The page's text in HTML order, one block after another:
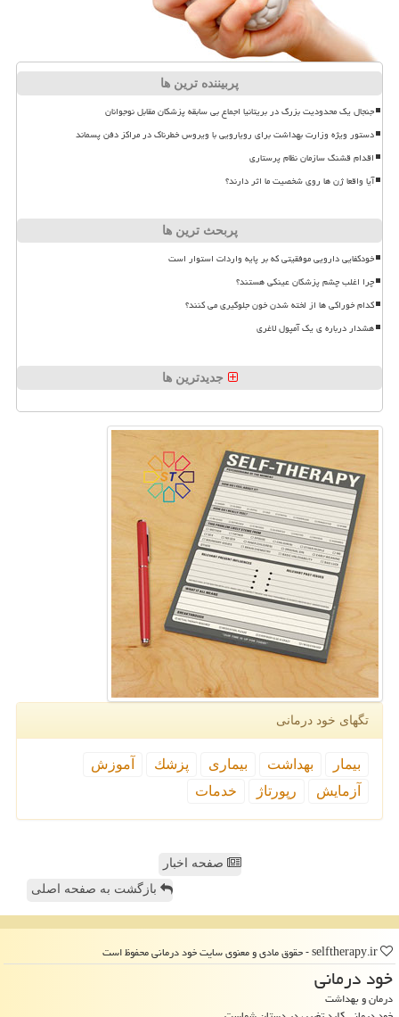
پربیننده ترین ها
جنجال یک محدودیت بزرگ در بریتانیا اجماع بی سابقه پزشکان مقابل نوجوانان
دستور ویژه وزارت بهداشت برای رویارویی با ویروس خطرناک در مراکز دفن پسماند
اقدام قشنگ سازمان نظام پرستاری
آیا واقعا ژن ها روی شخصیت ما اثر دارند؟
پربحث ترین ها
خودکفایی دارویی موفقیتی که بر پایه واردات استوار است
چرا اغلب چشم پزشکان عینکی هستند؟
کدام خوراکی ها از لخته شدن خون جلوگیری می کنند؟
هشدار درباره ی یک آمپول لاغری
جدیدترین ها
تگهای خود درمانی
بیمار بهداشت بیماری پزشك
آموزش
آزمایش
رپورتاژ خدمات
صفحه اخبار
بازگشت به صفحه اصلی
خود درمانی
درمان و بهداشت